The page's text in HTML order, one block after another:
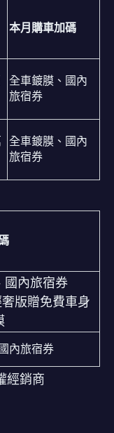
本月購車加碼
全車鍍膜、國內
旅宿券
全車鍍膜、國內
旅宿券
國內旅宿券
版贈免費車身
內旅宿券
經銷商